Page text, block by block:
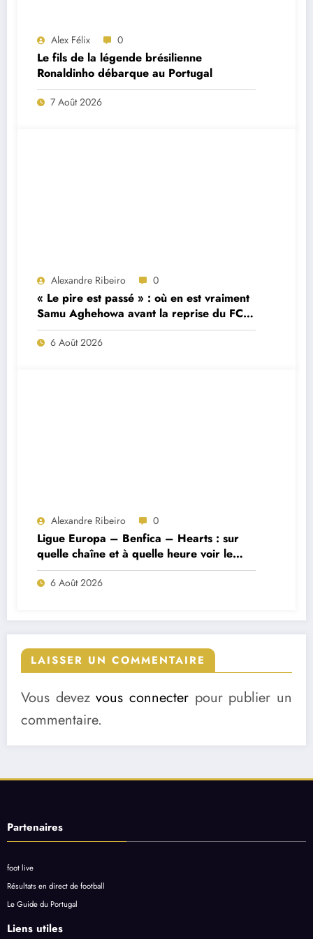
Alex Félix 0
Le fils de la légende brésilienne
Ronaldinho débarque au Portugal
7 Août 2026
Alexandre Ribeiro 0
« Le pire est passé » : où en est vraiment
Samu Aghehowa avant la reprise du FC
Porto ?
6 Août 2026
Alexandre Ribeiro 0
Ligue Europa – Benfica – Hearts : sur
quelle chaîne et à quelle heure voir le
match ?
6 Août 2026
LAISSER UN COMMENTAIRE
Vous devezvous connecter pour publier un
commentaire.
Partenaires
foot live
Résultats en direct de football
Le Guide du Portugal
Liens utiles